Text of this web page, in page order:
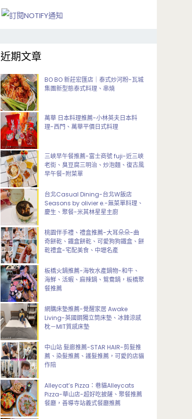
近期文章
BO BO 新莊宏匯店｜泰式炒河粉-瓦城
集團新型態泰式料理、串燒
萬華 日本料理推薦-小林英夫日本料
理-西門、萬華平價日式料理
三峽早午餐推薦-富士商號 fuji-近三峽
老街、臭豆腐三明治、炒泡麵、復古風
早午餐-附菜單
台北Casual Dining-台北W飯店
Seasons by olivier e.-無菜單料理、
慶生、聚餐-米其林星星主廚
桃園伴手禮、禮盒推薦-大耳朵朵-曲
奇餅乾、鐵盒餅乾、可愛狗狗鐵盒、餅
乾禮盒-宅配美食、中壢名產
板橋火鍋推薦-海牧水產鍋物-和牛、
海鮮、活蝦、麻辣鍋、鴛鴦鍋，板橋聚
餐推薦
網購床墊推薦-覺醒家居 Awake
Living-英國鋼獨立筒床墊、冰鋒涼感
枕－MIT質感床墊
中山站 髮廊推薦-STAR HAIR-剪髮推
薦、染髮推薦、護髮推薦，可愛的店貓
作陪
Alleycat’s Pizza：巷貓Alleycats
Pizza-華山店-超好吃披薩、聚餐推薦
餐廳，善導寺站義式餐廳推薦